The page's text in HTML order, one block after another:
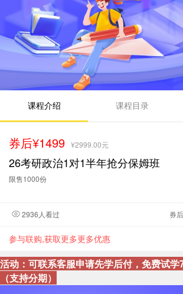
课程介绍 课程目录
券后¥1499 ¥2999.00元
26考研政治1对1半年抢分保姆班
限售1000份
2936人看过 券
参与联购,获取更多更多优惠
活动：可联系客服申请先学后付，免费试
（支持分期）